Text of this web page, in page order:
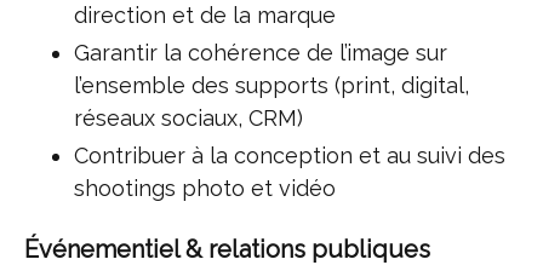
direction et de la marque
Garantir la cohérence de l’image sur
l’ensemble des supports (print, digital,
réseaux sociaux, CRM)
Contribuer à la conception et au suivi des
shootings photo et vidéo
Événementiel & relations publiques